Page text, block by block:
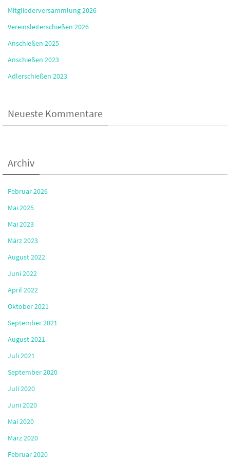
Mitgliederversammlung 2026
Vereinsleiterschießen 2026
Anschießen 2025
Anschießen 2023
Adlerschießen 2023
Neueste Kommentare
Archiv
Februar 2026
Mai 2025
Mai 2023
März 2023
August 2022
Juni 2022
April 2022
Oktober 2021
September 2021
August 2021
Juli 2021
September 2020
Juli 2020
Juni 2020
Mai 2020
März 2020
Februar 2020